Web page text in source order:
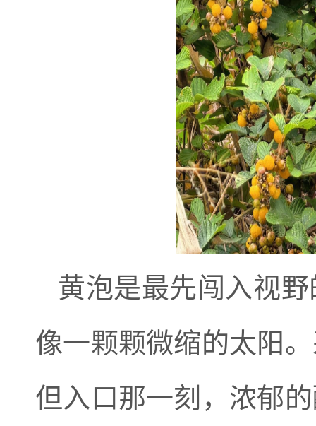
黄泡是最先闯入视
像一颗颗微缩的太阳
但入口那一刻，浓郁